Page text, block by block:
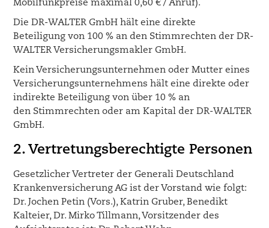
Mobilfunkpreise maximal 0,60 € / Anruf).
Die DR-WALTER GmbH hält eine direkte
Beteiligung von 100 % an den Stimmrechten der DR-
WALTER Versicherungsmakler GmbH.
Kein Versicherungsunternehmen oder Mutter eines
Versicherungsunternehmens hält eine direkte oder
indirekte Beteiligung von über 10 % an
den Stimmrechten oder am Kapital der DR-WALTER
GmbH.
2. Vertretungsberechtigte Personen
Gesetzlicher Vertreter der Generali Deutschland
Krankenversicherung AG ist der Vorstand wie folgt:
Dr. Jochen Petin (Vors.), Katrin Gruber, Benedikt
Kalteier, Dr. Mirko Tillmann, Vorsitzender des